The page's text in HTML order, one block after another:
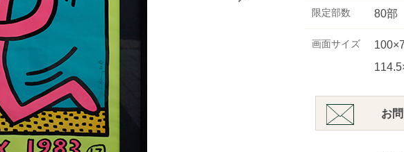
限定部数 80部
画面サイズ
お